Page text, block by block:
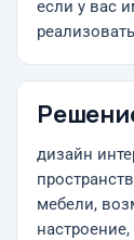
если у вас
дизайн
мебели,